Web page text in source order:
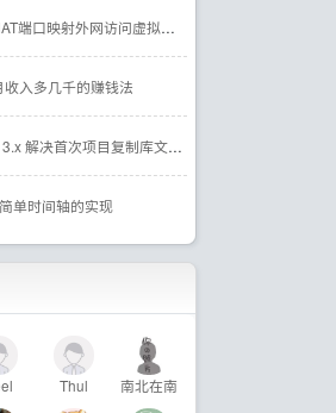
口映射外网访问虚拟机linux
入多几千的赚钱法
决首次项目复制库文件编译慢的问题
单时间轴的实现
Thul 南北在南